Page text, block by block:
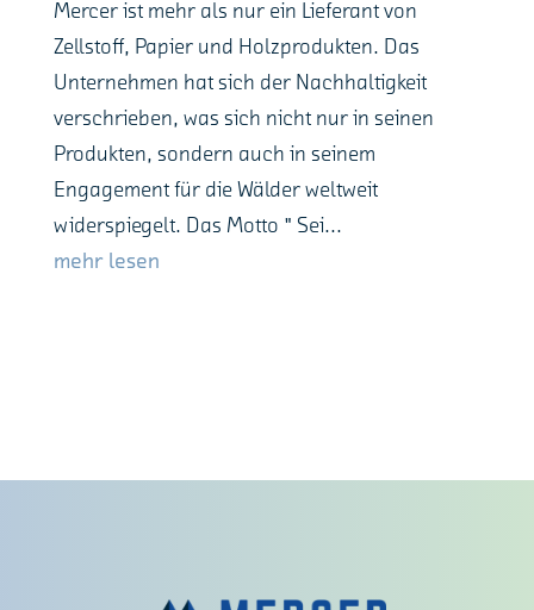
Mercer ist mehr als nur ein Lieferant von
Zellstoff, Papier und Holzprodukten. Das
Unternehmen hat sich der Nachhaltigkeit
verschrieben, was sich nicht nur in seinen
Produkten, sondern auch in seinem
Engagement für die Wälder weltweit
widerspiegelt. Das Motto " Sei...
mehr lesen